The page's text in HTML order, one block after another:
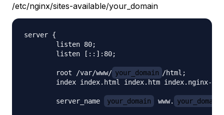
/etc/nginx/sites-available/your_domain
server {
        listen 80;
        listen [::]:80;
        root /var/www/
your_domain /html;
index index.html index.htm index.nginx-
        server_name
your_domain www. your_domain